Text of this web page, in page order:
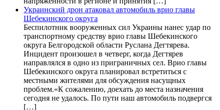
Украинский дрон атаковал автомобиль врио главы
Шебекинского округа
Беспилотник вооруженных сил Украины нанес удар по
транспортному средству врио главы Шебекинского
округа Белгородской области Руслана Дегтярева.
Инцидент произошел в четверг, когда Дегтярев
направлялся в одно из приграничных сел. Врио главы
Шебекинского округа планировал встретиться с
местными жителями для обсуждения насущных
проблем.«К сожалению, доехать до места назначения
сегодня не удалось. По пути наш автомобиль подвергся
[…]